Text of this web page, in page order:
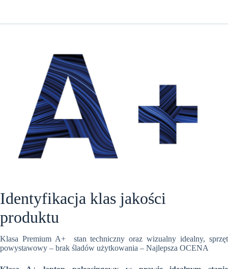
Identyfikacja klas jakości
produktu
Klasa Premium A+ stan techniczny oraz wizualny idealny, sprzęt
powystawowy – brak śladów użytkowania – Najlepsza OCENA